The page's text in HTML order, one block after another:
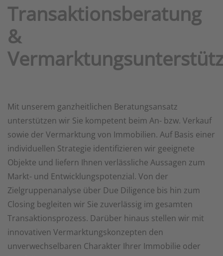
Transaktionsberatung
&
Mit unserem ganzheitlichen Beratungsansatz
unterstützen wir Sie kompetent beim An- bzw. Verkauf
sowie der Vermarktung von Immobilien. Auf Basis einer
individuellen Strategie identifizieren wir geeignete
Objekte und liefern Ihnen verlässliche Aussagen zum
Markt- und Entwicklungspotenzial. Von der
Zielgruppenanalyse über Due Diligence bis hin zum
Closing begleiten wir Sie zuverlässig im gesamten
Transaktionsprozess. Darüber hinaus stellen wir mit
innovativen Vermarktungskonzepten den
unverwechselbaren Charakter Ihrer Immobilie oder